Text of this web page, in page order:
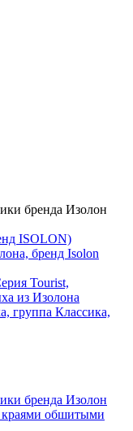
бренда Изолон
ISOLON)
бренд Isolon
Tourist,
из Изолона
группа Классика,
бренда Изолон
краями обшитыми